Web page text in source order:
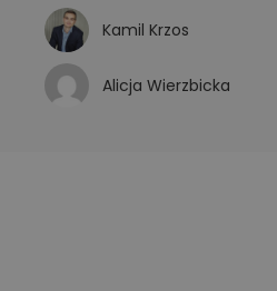
Kamil Krzos
Alicja Wierzbicka